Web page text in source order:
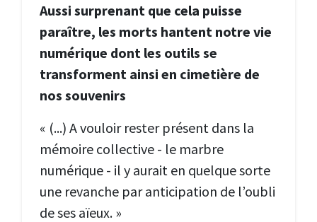
Aussi surprenant que cela puisse
paraître, les morts hantent notre vie
numérique dont les outils se
transforment ainsi en cimetière de
nos souvenirs
« (...) A vouloir rester présent dans la
mémoire collective - le marbre
numérique - il y aurait en quelque sorte
une revanche par anticipation de l’oubli
de ses aïeux. »